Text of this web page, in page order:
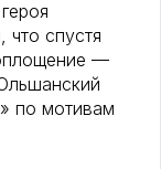
что спустя
—
по мотивам